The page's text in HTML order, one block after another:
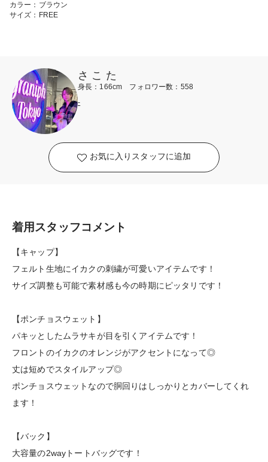
カラー：ブラウン
サイズ：FREE
さ こ た
身長：166cm フォロワー数：558
-
お気に入りスタッフに追加
着用スタッフコメント
【キャップ】
フェルト生地にイカクの刺繍が可愛いアイテムです！
サイズ調整も可能で素材感も今の時期にピッタリです！
【ポンチョスウェット】
パキッとしたムラサキが目を引くアイテムです！
フロントのイカクのオレンジがアクセントになって◎
丈は短めでスタイルアップ◎
ポンチョスウェットなので胴回りはしっかりとカバーしてくれ
ます！
【バック】
大容量の2wayトートバッグです！